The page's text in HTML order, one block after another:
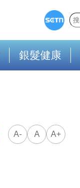
銀髮健康
A- A A+